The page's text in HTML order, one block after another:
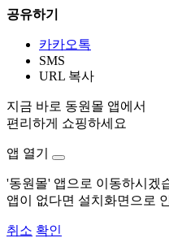
공유하기
카카오톡
SMS
URL 복사
지금 바로 동원몰 앱에서
편리하게 쇼핑하세요
앱 열기
'동원몰' 앱으로 이동하시겠
앱이 없다면 설치화면으로
취소 확인